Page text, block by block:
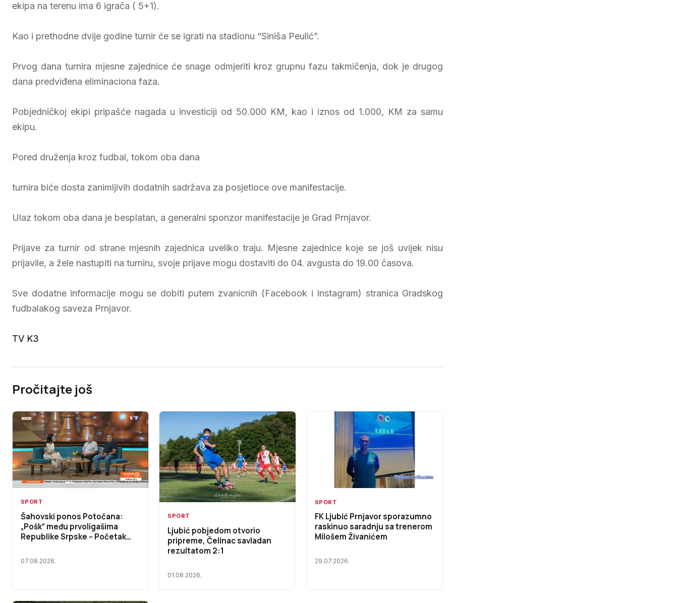
ekipa na terenu ima 6 igrača ( 5+1).
Kao i prethodne dvije godine turnir će se igrati na stadionu “Siniša Peulić”.
Prvog dana turnira mjesne zajednice će snage odmjeriti kroz grupnu fazu takmičenja, dok je drugog
dana predviđena eliminaciona faza.
Pobjedničkoj ekipi pripašće nagada u investiciji od 50.000 KM, kao i iznos od 1.000, KM za samu
ekipu.
Pored druženja kroz fudbal, tokom oba dana
turnira biće dosta zanimljivih dodatnih sadržava za posjetioce ove manifestacije.
Ulaz tokom oba dana je besplatan, a generalni sponzor manifestacije je Grad Prnjavor.
Prijave za turnir od strane mjesnih zajednica uveliko traju. Mjesne zajednice koje se još uvijek nisu
prijavile, a žele nastupiti na turniru, svoje prijave mogu dostaviti do 04. avgusta do 19.00 časova.
Sve dodatne informacije mogu se dobiti putem zvanicnih (Facebook i Instagram) stranica Gradskog
fudbalakog saveza Prnjavor.
TV K3
Pročitajte još
SPORT
Šahovski ponos Potočana:
„Pošk“ među prvoligašima
Republike Srpske – Početak
07.08.2026.
SPORT
Ljubić pobjedom otvorio
pripreme, Čelinac savladan
rezultatom 2:1
01.08.2026.
SPORT
FK Ljubić Prnjavor sporazumno
raskinuo saradnju sa trenerom
Milošem Živanićem
29.07.2026.